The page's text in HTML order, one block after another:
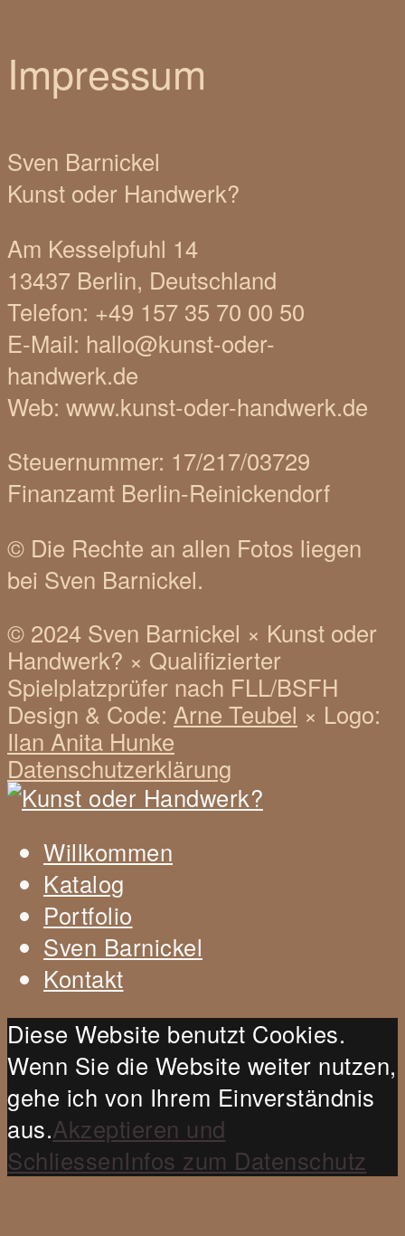
Impressum
Sven Barnickel
Kunst oder Handwerk?
Am Kesselpfuhl 14
13437 Berlin, Deutschland
Telefon: +49 157 35 70 00 50
E-Mail: hallo@kunst-oder-
handwerk.de
Web: www.kunst-oder-handwerk.de
Steuernummer: 17/217/03729
Finanzamt Berlin-Reinickendorf
© Die Rechte an allen Fotos liegen
bei Sven Barnickel.
© 2024 Sven Barnickel × Kunst oder
Handwerk? × Qualifizierter
Spielplatzprüfer nach FLL/BSFH
Design & Code: Arne Teubel × Logo:
Ilan Anita Hunke
Datenschutzerklärung
Willkommen
Katalog
Portfolio
Sven Barnickel
Kontakt
Diese Website benutzt Cookies.
Wenn Sie die Website weiter nutzen,
gehe ich von Ihrem Einverständnis
aus.Akzeptieren und
SchliessenInfos zum Datenschutz